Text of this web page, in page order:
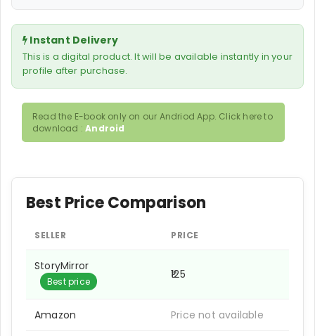
Instant Delivery
This is a digital product. It will be available instantly in your
profile after purchase.
Read the E-book only on our Andriod App. Click here to
download :Android
Best Price Comparison
SELLER PRICE
StoryMirror
Best price
₹125
Amazon Price not available